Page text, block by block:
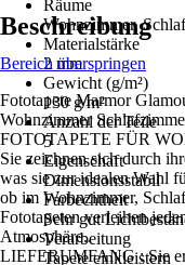
Räume
Wohnzimmer,
Materialstärke
2 mm
Gewicht (g/m²)
130 g/m²
Anzahl der Teile
5
Eigenschaft
Dimensionsstabil
Farbechtheit
Sehr gut
Verarbeitung
Tapete einkleistern
Beschreibung
Bereich überspringen
Fototapete Marmor
Wohnzimmer
FOTOTAPETE FÜR
Sie zeichnen sich durch
was sie zur idealen Wahl
ob im Wohnzimmer,
Fototapeten verleihen
Atmosphäre..
LIEFERUMFANG : Sie